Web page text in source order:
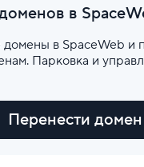
в
в SpaceWeb и
Парковка и
Перенести домен